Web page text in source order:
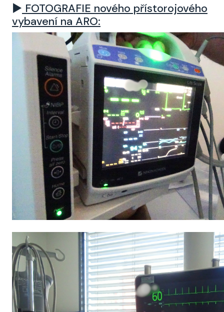
► FOTOGRAFIE nového přístorojového
vybavení na ARO: